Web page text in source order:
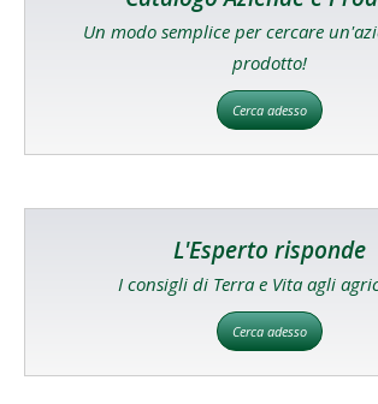
Un modo semplice per cercare
prodotto!
Cerca adesso
L'Esperto risponde
I consigli di Terra e Vita agli
Cerca adesso